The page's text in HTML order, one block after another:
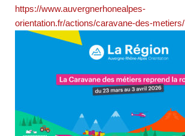
https://www.auvergnerhonealpes-
orientation.fr/actions/caravane-des-metiers/